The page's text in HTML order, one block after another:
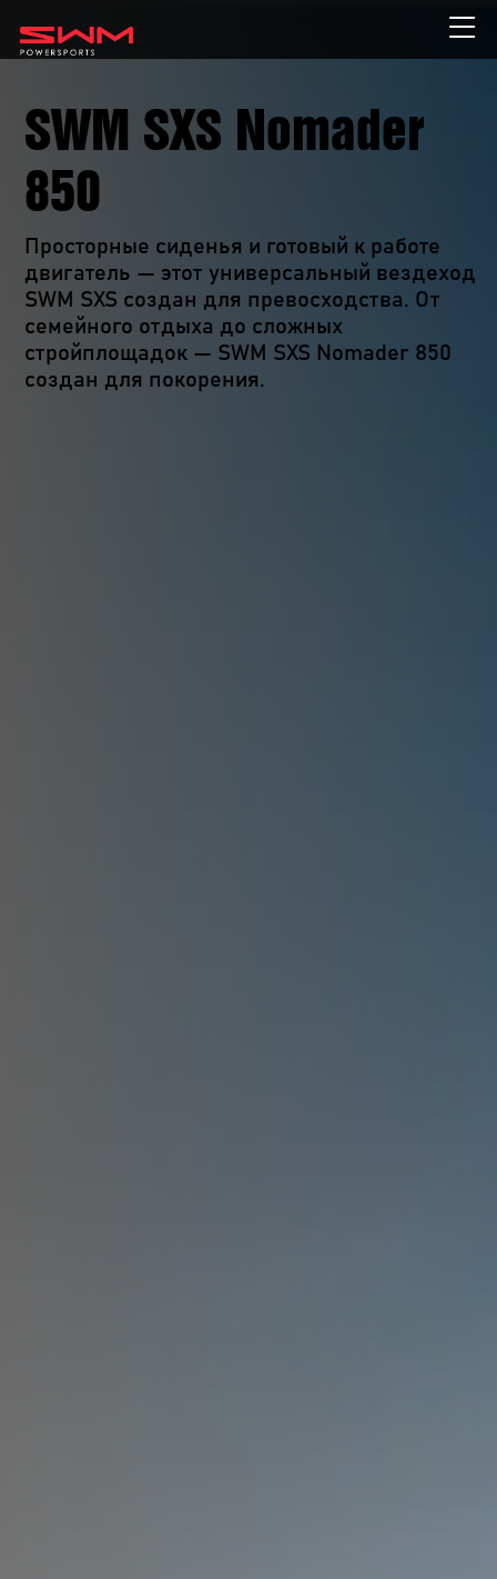
SWM SXS Nomader
850
Просторные сиденья и готовый к работе
двигатель — этот универсальный вездеход
SWM SXS создан для превосходства. От
семейного отдыха до сложных
стройплощадок — SWM SXS Nomader 850
создан для покорения.